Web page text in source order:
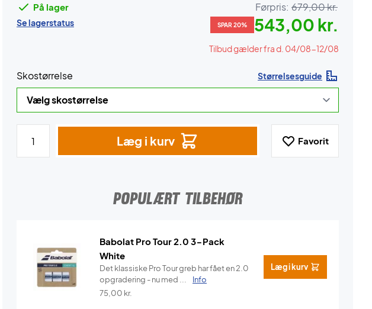
På lager
Se lagerstatus
Førpris: 679,00 kr.
SPAR 20% 543,00 kr.
Tilbud gælder fra d. 04/08-12/08
Skostørrelse Størrelsesguide
Læg i kurv Favorit
POPULÆRT TILBEHØR
Babolat Pro Tour 2.0 3-Pack
White
Det klassiske Pro Tour greb har fået en 2.0
opgradering - nu med ...
Info
75,00 kr.
Læg i kurv